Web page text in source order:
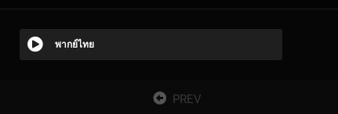
พากย์ไทย
PREV